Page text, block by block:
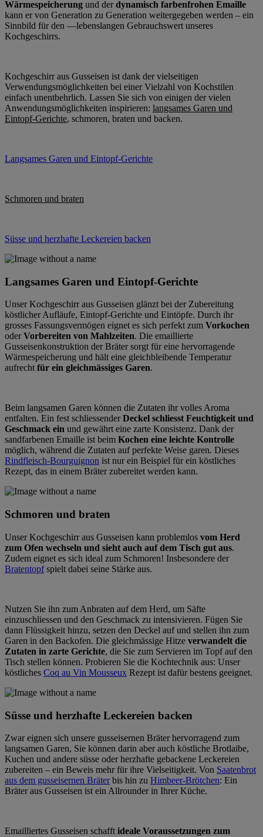
Wärmespeicherung und derdynamisch farbenfrohen Emaille
kann er von Generation zu Generation weitergegeben werden – ein
Sinnbild für den —lebenslangen Gebrauchswert unseres
Kochgeschirrs.
Kochgeschirr aus Gusseisen ist dank der vielseitigen
Verwendungsmöglichkeiten bei einer Vielzahl von Kochstilen
einfach unentbehrlich. Lassen Sie sich von einigen der vielen
Anwendungsmöglichkeiten inspirieren: langsames Garen und
Eintopf-Gerichte, schmoren, braten und backen.
Langsames Garen und Eintopf-Gerichte
Schmoren und braten
Süsse und herzhafte Leckereien backen
Langsames Garen und Eintopf-Gerichte
Unser Kochgeschirr aus Gusseisen glänzt bei der Zubereitung
köstlicher Aufläufe, Eintopf-Gerichte und Eintöpfe. Durch ihr
grosses Fassungsvermögen eignet es sich perfekt zum Vorkochen
oderVorbereiten von Mahlzeiten. Die emaillierte
Gusseisenkonstruktion der Bräter sorgt für eine hervorragende
Wärmespeicherung und hält eine gleichbleibende Temperatur
aufrechtfür ein gleichmässiges Garen.
Beim langsamen Garen können die Zutaten ihr volles Aroma
entfalten. Ein fest schliessenderDeckel schliesst Feuchtigkeit und
Geschmack ein und gewährt eine zarte Konsistenz. Dank der
sandfarbenen Emaille ist beim Kochen eine leichte Kontrolle
möglich, während die Zutaten auf perfekte Weise garen. Dieses
Rindfleisch-Bourguignon ist nur ein Beispiel für ein köstliches
Rezept, das in einem Bräter zubereitet werden kann.
Schmoren und braten
Unser Kochgeschirr aus Gusseisen kann problemlos vom Herd
zum Ofen wechseln und sieht auch auf dem Tisch gut aus.
Zudem eignet es sich ideal zum Schmoren! Insbesondere der
Bratentopfspielt dabei seine Stärke aus.
Nutzen Sie ihn zum Anbraten auf dem Herd, um Säfte
einzuschliessen und den Geschmack zu intensivieren. Fügen Sie
dann Flüssigkeit hinzu, setzen den Deckel auf und stellen ihn zum
Garen in den Backofen. Die gleichmässige Hitze verwandelt die
Zutaten in zarte Gerichte, die Sie zum Servieren im Topf auf den
Tisch stellen können. Probieren Sie die Kochtechnik aus: Unser
köstliches Coq au Vin Mousseux Rezept ist dafür bestens geeignet.
Süsse und herzhafte Leckereien backen
Zwar eignen sich unsere gusseisernen Bräter hervorragend zum
langsamen Garen, Sie können darin aber auch köstliche Brotlaibe,
Kuchen und andere süsse oder herzhafte gebackene Leckereien
zubereiten – ein Beweis mehr für ihre Vielseitigkeit. Von Saatenbrot
aus dem gusseisernen Bräterbis hin zu Himbeer-Brötchen: Ein
Bräter aus Gusseisen ist ein Allrounder in Ihrer Küche.
Emailliertes Gusseisen schafft ideale Voraussetzungen zum